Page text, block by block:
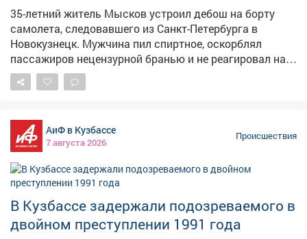
35-летний житель Мысков устроил дебош на борту
самолета, следовавшего из Санкт-Петербурга в
Новокузнецк. Мужчина пил спиртное, оскорблял
пассажиров нецензурной бранью и не реагировал на
замечания экипажа. Сообщение о неадекватном
пассажире поступило в линейный пункт полиции в
рейсе, вылетевшем из Санкт-Петербурга.
Представитель авиакомпании отказал 35-летнему
жителю Мысков в дальнейшем перелете из-за его
поведения. Транспортные полицейские установили: в
ходе полета мужчина оскорблял окружающих с
замечания работников авиакомпании, проявлял
агрессию и распивал спиртные напитки прямо в
АиФ в Кузбассе
7 августа 2026
Происшествия
В Кузбассе задержали подозреваемого в
двойном преступлении 1991 года